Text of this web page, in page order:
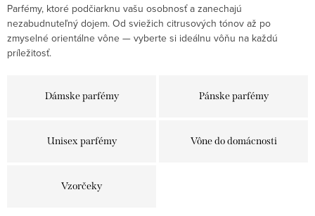
Parfémy, ktoré podčiarknu vašu osobnosť a zanechajú
nezabudnuteľný dojem. Od sviežich citrusových tónov až po
zmyselné orientálne vône — vyberte si ideálnu vôňu na každú
príležitosť.
Dámske parfémy Pánske parfémy
Unisex parfémy Vône do domácnosti
Vzorčeky